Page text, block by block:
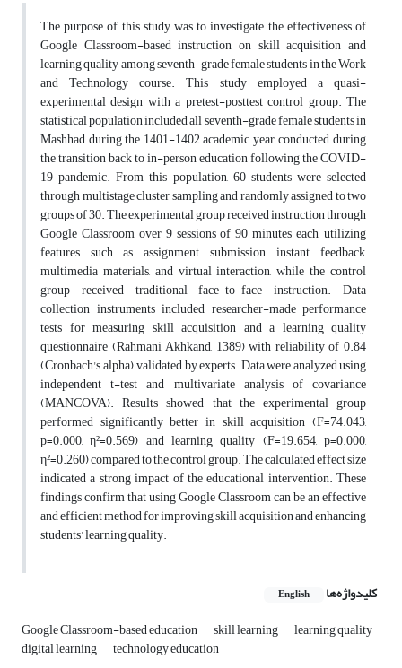
The purpose of this study was to investigate the effectiveness of
Google Classroom-based instruction on skill acquisition and
learning quality among seventh-grade female students in the Work
and Technology course. This study employed a quasi-
experimental design with a pretest-posttest control group. The
statistical population included all seventh-grade female students in
Mashhad during the 1401-1402 academic year, conducted during
the transition back to in-person education following the COVID-
19 pandemic. From this population, 60 students were selected
through multistage cluster sampling and randomly assigned to two
groups of 30. The experimental group received instruction through
Google Classroom over 9 sessions of 90 minutes each, utilizing
features such as assignment submission, instant feedback,
multimedia materials, and virtual interaction, while the control
group received traditional face-to-face instruction. Data
collection instruments included researcher-made performance
tests for measuring skill acquisition and a learning quality
questionnaire (Rahmani Akhkand, 1389) with reliability of 0.84
(Cronbach's alpha), validated by experts. Data were analyzed using
independent t-test and multivariate analysis of covariance
(MANCOVA). Results showed that the experimental group
performed significantly better in skill acquisition (F=74.043,
p=0.000, η²=0.569) and learning quality (F=19.654, p=0.000,
η²=0.260) compared to the control group. The calculated effect size
indicated a strong impact of the educational intervention. These
findings confirm that using Google Classroom can be an effective
and efficient method for improving skill acquisition and enhancing
students' learning quality.
کلیدواژه‌ها English
Google Classroom-based education skill learning learning quality
digital learning technology education